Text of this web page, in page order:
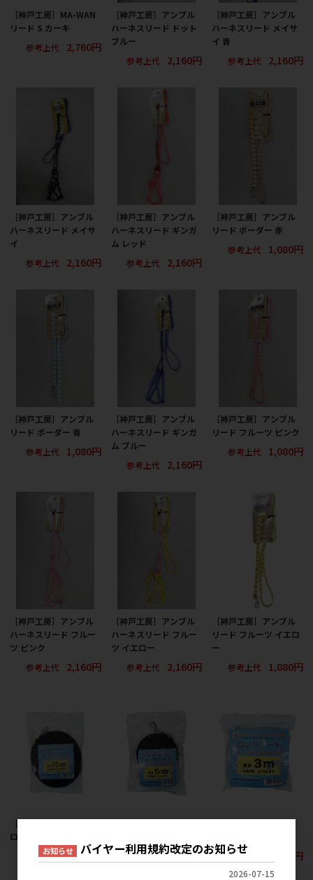
［神戸工房］MA-WAN
リード S カーキ
参考上代
2,760円
［神戸工房］アンブル
ハーネスリード ドット
ブルー
参考上代
2,160円
［神戸工房］アンブル
ハーネスリード メイサ
イ 青
参考上代
2,160円
［神戸工房］アンブル
ハーネスリード メイサ
イ
参考上代
2,160円
［神戸工房］アンブル
ハーネスリード ギンガ
ム レッド
参考上代
2,160円
［神戸工房］アンブル
リード ボーダー 赤
参考上代
1,080円
［神戸工房］アンブル
リード ボーダー 青
参考上代
1,080円
［神戸工房］アンブル
ハーネスリード ギンガ
ム ブルー
参考上代
2,160円
［神戸工房］アンブル
リード フルーツ ピンク
参考上代
1,080円
［神戸工房］アンブル
ハーネスリード フルー
ツ ピンク
参考上代
2,160円
［神戸工房］アンブル
ハーネスリード フルー
ツ イエロー
参考上代
2,160円
［神戸工房］アンブル
リード フルーツ イエロ
ー
参考上代
1,080円
［神戸工房］メイサイ
ロングリード 10m
メーカー希望小売価格
［神戸工房］メイサイ
参考上代 4,800円
［神戸工房］メイサイ
参考上代
3,600円
お知らせ バイヤー利用規約改定のお知らせ
2026-07-15